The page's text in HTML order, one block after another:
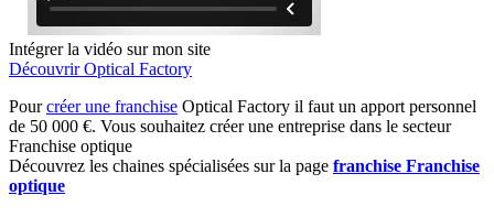
Intégrer la vidéo sur mon site
Découvrir Optical Factory
Pourcréer une franchise Optical Factory il faut un apport personnel
de 50 000 €. Vous souhaitez créer une entreprise dans le secteur
Franchise optique
Découvrez les chaines spécialisées sur la page franchise Franchise
optique